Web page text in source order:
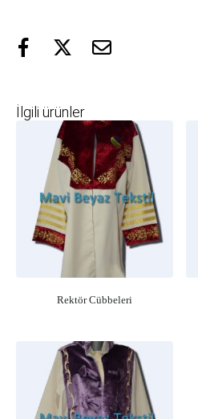
İlgili ürünler
Rektör Cübbeleri